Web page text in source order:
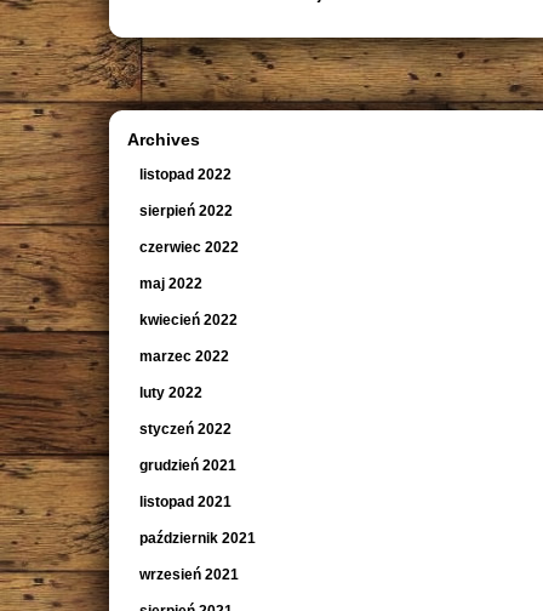
Archives
listopad 2022
sierpień 2022
czerwiec 2022
maj 2022
kwiecień 2022
marzec 2022
luty 2022
styczeń 2022
grudzień 2021
listopad 2021
październik 2021
wrzesień 2021